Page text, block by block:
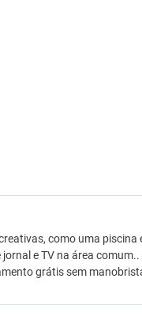
como uma
e TV na área
grátis sem